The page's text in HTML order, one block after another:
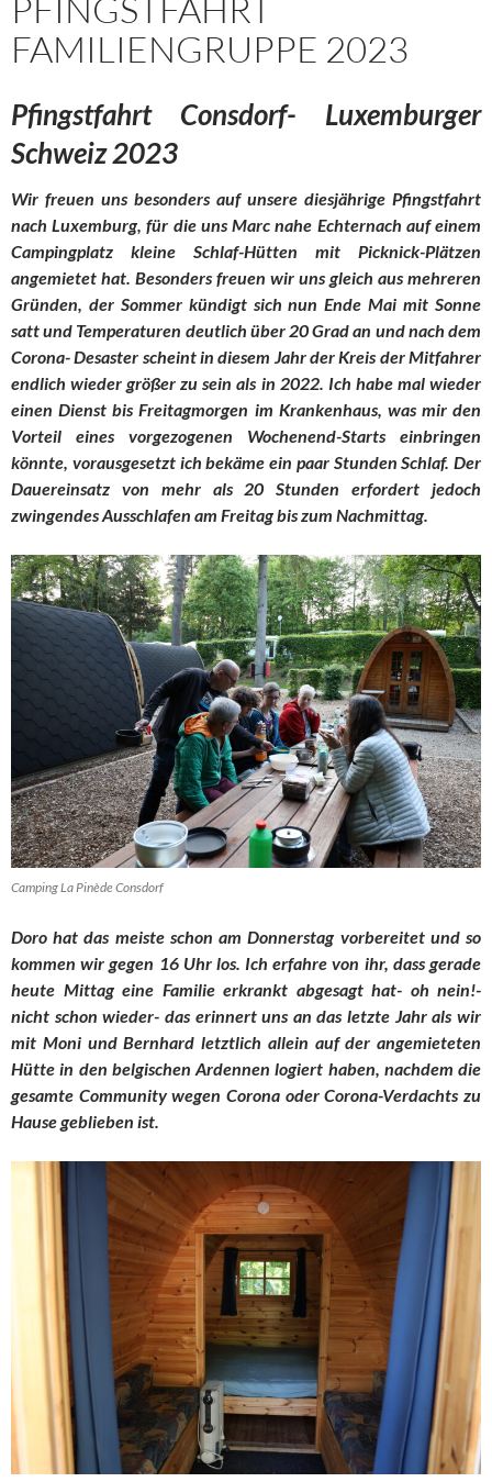
FAMILIENGRUPPE 2023
Pfingstfahrt Consdorf- Luxemburger
Schweiz 2023
Wir freuen uns besonders auf unsere diesjährige Pfingstfahrt
nach Luxemburg, für die uns Marc nahe Echternach auf einem
Campingplatz kleine Schlaf-Hütten mit Picknick-Plätzen
angemietet hat. Besonders freuen wir uns gleich aus mehreren
Gründen, der Sommer kündigt sich nun Ende Mai mit Sonne
satt und Temperaturen deutlich über 20 Grad an und nach dem
Corona- Desaster scheint in diesem Jahr der Kreis der Mitfahrer
endlich wieder größer zu sein als in 2022. Ich habe mal wieder
einen Dienst bis Freitagmorgen im Krankenhaus, was mir den
Vorteil eines vorgezogenen Wochenend-Starts einbringen
könnte, vorausgesetzt ich bekäme ein paar Stunden Schlaf. Der
Dauereinsatz von mehr als 20 Stunden erfordert jedoch
zwingendes Ausschlafen am Freitag bis zum Nachmittag.
Camping La Pinède Consdorf
Doro hat das meiste schon am Donnerstag vorbereitet und so
kommen wir gegen 16 Uhr los. Ich erfahre von ihr, dass gerade
heute Mittag eine Familie erkrankt abgesagt hat- oh nein!-
nicht schon wieder- das erinnert uns an das letzte Jahr als wir
mit Moni und Bernhard letztlich allein auf der angemieteten
Hütte in den belgischen Ardennen logiert haben, nachdem die
gesamte Community wegen Corona oder Corona-Verdachts zu
Hause geblieben ist.